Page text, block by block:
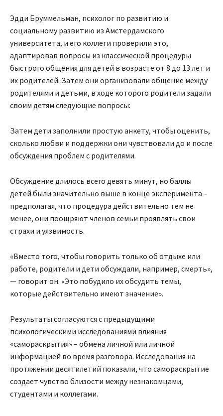
Эдди Бруммельман, психолог по развитию и
социальному развитию из Амстердамского
университета, и его коллеги проверили это,
адаптировав вопросы из классической процедуры
быстрого общения для детей в возрасте от 8 до 13 лет и
их родителей. Затем они организовали общение между
родителями и детьми, в ходе которого родители задали
своим детям следующие вопросы:
Затем дети заполнили простую анкету, чтобы оценить,
сколько любви и поддержки они чувствовали до и после
обсуждения проблем с родителями.
Обсуждение длилось всего девять минут, но баллы
детей были значительно выше в конце эксперимента –
предполагая, что процедура действительно тем не
менее, они поощряют членов семьи проявлять свои
страхи и уязвимость.
«Вместо того, чтобы говорить только об отдыхе или
работе, родители и дети обсуждали, например, смерть»,
— говорит он. «Это побудило их обсудить темы,
которые действительно имеют значение».
Результаты согласуются с предыдущими
психологическими исследованиями влияния
«самораскрытия» – обмена личной или личной
информацией во время разговора. Исследования на
протяжении десятилетий показали, что самораскрытие
создает чувство близости между незнакомцами,
студентами и коллегами.